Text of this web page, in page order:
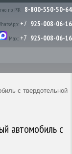
по РФ: 8-800-550-50-64
+7 925-008-06-16
Max: +7 925-008-06-16
с твердотельной
автомобиль с